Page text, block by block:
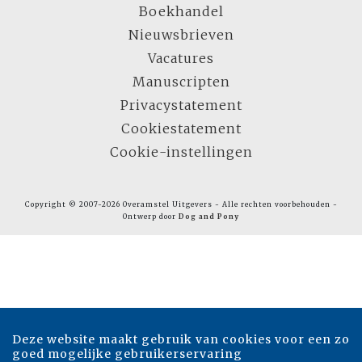
Boekhandel
Nieuwsbrieven
Vacatures
Manuscripten
Privacystatement
Cookiestatement
Cookie-instellingen
Copyright © 2007-2026 Overamstel Uitgevers - Alle rechten voorbehouden -
Ontwerp door Dog and Pony
Deze website maakt gebruik van cookies voor een zo
goed mogelijke gebruikerservaring